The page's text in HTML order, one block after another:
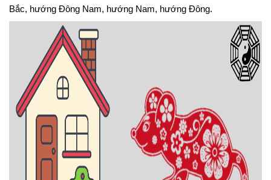
Bắc, hướng Đông Nam, hướng Nam, hướng Đông.